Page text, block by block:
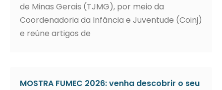
de Minas Gerais (TJMG), por meio da
Coordenadoria da Infância e Juventude (Coinj)
e reúne artigos de
MOSTRA FUMEC 2026: venha descobrir o seu